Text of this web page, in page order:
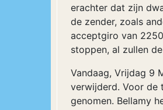
erachter dat zijn
de zender, zoals
acceptgiro van
stoppen, al zullen
Vandaag, Vrijdag 9
verwijderd. Voor de
genomen. Bellamy